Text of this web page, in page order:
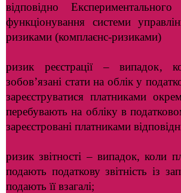
відповідно
функціонування системи
ризиками (комплаєнс-ризиками)
ризик реєстрації – випадок,
зобов’язані стати на облік у
зареєструватися платниками
перебувають на обліку в
зареєстровані платниками
ризик звітності – випадок, коли
подають податкову звітність із
подають її взагалі;